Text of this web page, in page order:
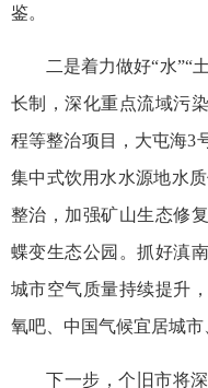
鉴。
二是着力做好“水”“
长制，深化重点流域污
程等整治项目，大屯海3
集中式饮用水水源地水
整治，加强矿山生态修
蝶变生态公园。抓好滇
城市空气质量持续提升
氧吧、中国气候宜居城市
下一步，个旧市将